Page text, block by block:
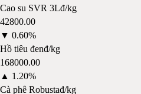
Cao su SVR 3Lđ/kg
42800.00
▼ 0.60%
Hồ tiêu đenđ/kg
168000.00
▲ 1.20%
Cà phê Robustađ/kg